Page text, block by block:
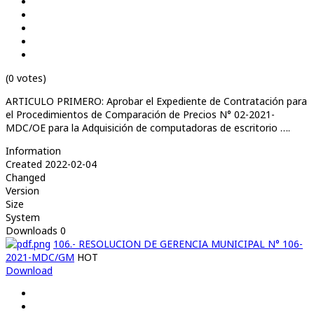
(0 votes)
ARTICULO PRIMERO: Aprobar el Expediente de Contratación para
el Procedimientos de Comparación de Precios N° 02-2021-
MDC/OE para la Adquisición de computadoras de escritorio ….
Information
Created 2022-02-04
Changed
Version
Size
System
Downloads 0
106.- RESOLUCION DE GERENCIA MUNICIPAL N° 106-
2021-MDC/GM HOT
Download